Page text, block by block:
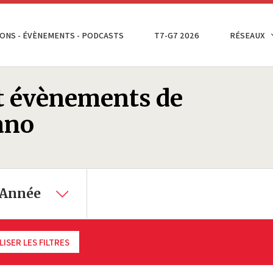
- ÉVÈNEMENTS - PODCASTS T7-G7 2026 RÉSEAUX
de
LES FILTRES